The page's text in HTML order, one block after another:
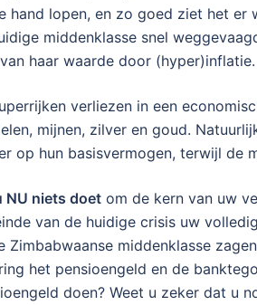
hand lopen, en zo goed ziet het
middenklasse snel
haar waarde door (hyper)inflatie.
verliezen in een
mijnen, zilver en goud.
op hun basisvermogen, terwijl de
NU niets doet om de kern van uw
van de huidige crisis uw
Zimbabwaanse middenklasse
het pensioengeld en de
doen? Weet u zeker dat u